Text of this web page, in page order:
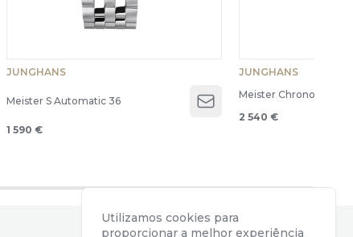
JUNGHANS
Meister S Automatic 36
Open menu
1 590 €
JUNGHANS
Meister Chronoscope
2 540 €
Utilizamos cookies para
proporcionar a melhor experiência